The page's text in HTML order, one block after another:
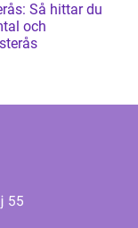
Så hittar du
och